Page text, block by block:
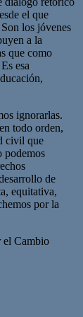
el que
los jóvenes
a la
que como
esa
ignorarlas.
todo orden,
civil que
podemos
de
equitativa,
por la
el Cambio